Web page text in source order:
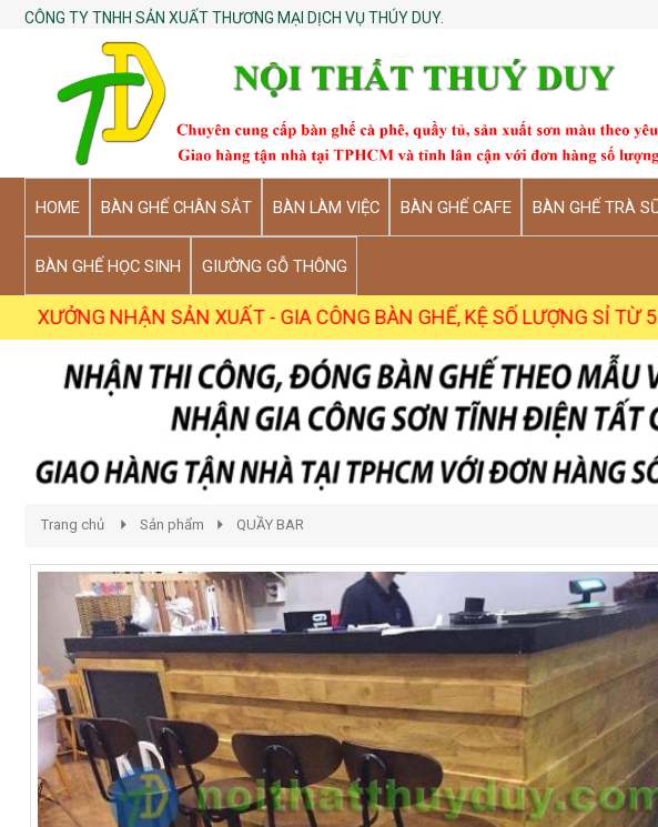
CÔNG TY TNHH SẢN XUẤT THƯƠNG MẠI DỊCH VỤ THÚY DUY.
HOME BÀN GHẾ CHÂN SẮT BÀN LÀM VIỆC BÀN GHẾ CAFE BÀN GHẾ TRÀ
BÀN GHẾ HỌC SINH GIƯỜNG GỖ THÔNG
NHẬN SẢN XUẤT - GIA CÔNG BÀN GHẾ, KỆ SỐ LƯỢNG SỈ TỪ 5 CÁI TRỞ
Trang chủ Sản phẩm QUẦY BAR